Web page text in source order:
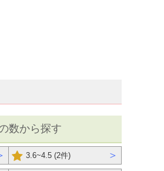
数から探す
3.6~4.5 (2件) ＞